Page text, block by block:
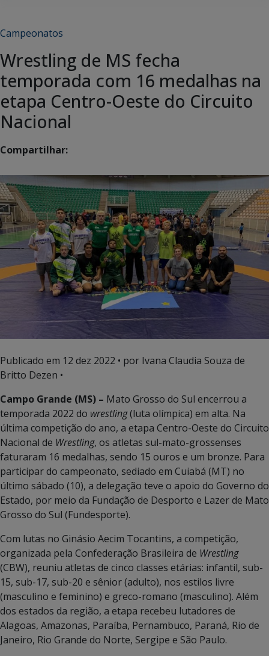
Campeonatos
Wrestling de MS fecha
temporada com 16 medalhas na
etapa Centro-Oeste do Circuito
Nacional
Compartilhar:
Publicado em 12 dez 2022 • por Ivana Claudia Souza de
Britto Dezen •
Campo Grande (MS) – Mato Grosso do Sul encerrou a
temporada 2022 do wrestling(luta olímpica) em alta. Na
última competição do ano, a etapa Centro-Oeste do Circuito
Nacional de Wrestling, os atletas sul-mato-grossenses
faturaram 16 medalhas, sendo 15 ouros e um bronze. Para
participar do campeonato, sediado em Cuiabá (MT) no
último sábado (10), a delegação teve o apoio do Governo do
Estado, por meio da Fundação de Desporto e Lazer de Mato
Grosso do Sul (Fundesporte).
Com lutas no Ginásio Aecim Tocantins, a competição,
organizada pela Confederação Brasileira de Wrestling
(CBW), reuniu atletas de cinco classes etárias: infantil, sub-
15, sub-17, sub-20 e sênior (adulto), nos estilos livre
(masculino e feminino) e greco-romano (masculino). Além
dos estados da região, a etapa recebeu lutadores de
Alagoas, Amazonas, Paraíba, Pernambuco, Paraná, Rio de
Janeiro, Rio Grande do Norte, Sergipe e São Paulo.